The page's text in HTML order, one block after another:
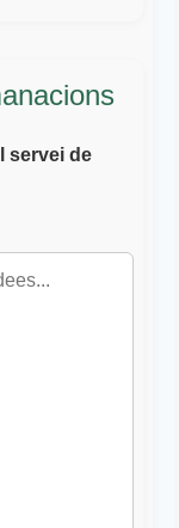
servei de